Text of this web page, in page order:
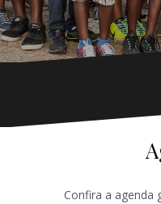
Confira a agenda